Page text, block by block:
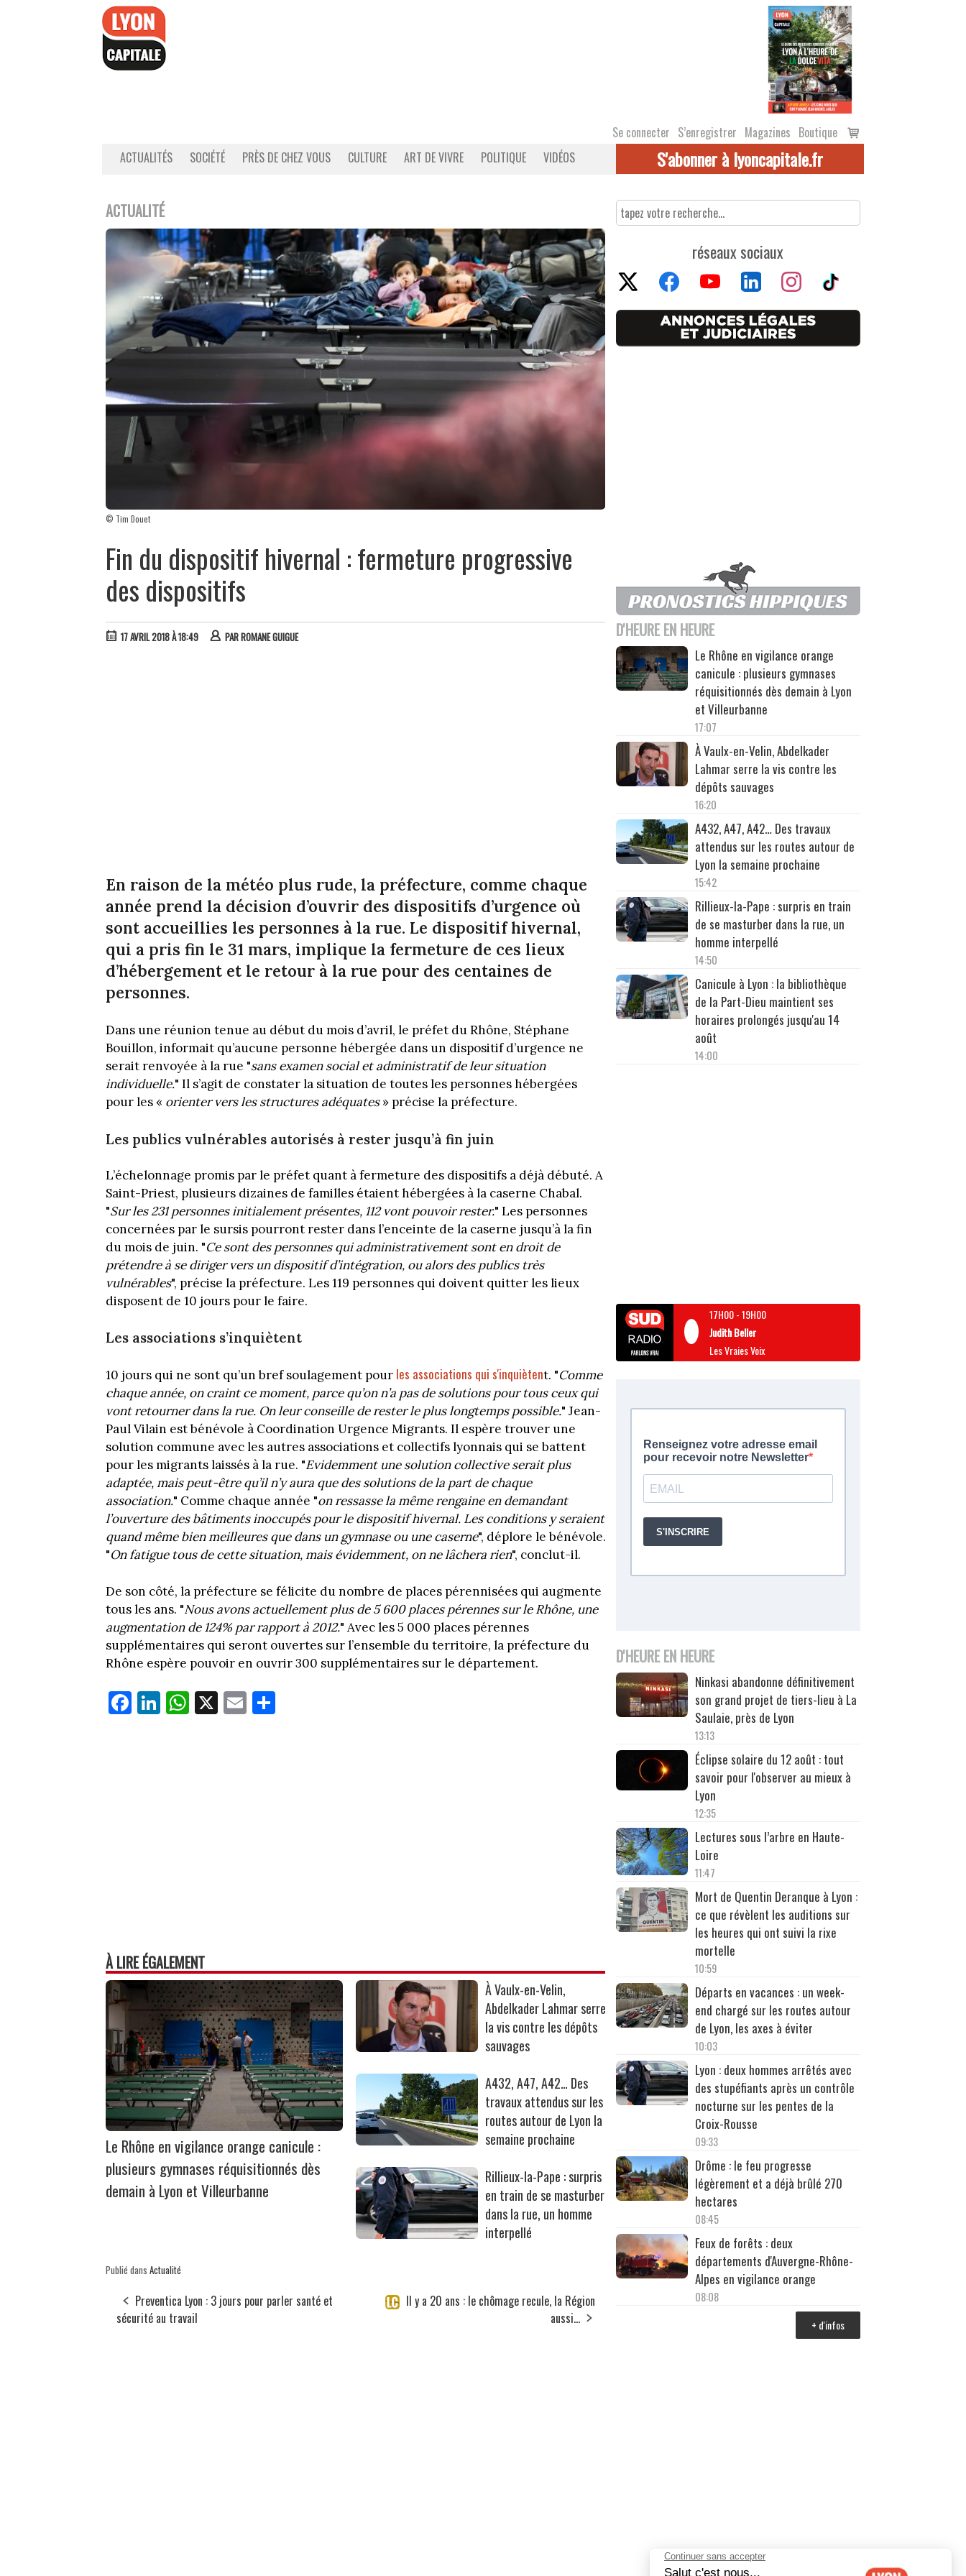
Se connecter S’enregistrer Magazines Boutique
Voir
le
ACTUALITÉS SOCIÉTÉ PRÈS DE CHEZ VOUS CULTURE ART DE VIVRE POLITIQUE VIDÉOS S'abonner à lyoncapitale.fr
ACTUALITÉ
© Tim Douet
Fin du dispositif hivernal : fermeture progressive
des dispositifs
17 AVRIL 2018 À 18:49 PARROMANE GUIGUE
En raison de la météo plus rude, la préfecture, comme chaque
année prend la décision d’ouvrir des dispositifs d’urgence où
sont accueillies les personnes à la rue. Le dispositif hivernal,
qui a pris fin le 31 mars, implique la fermeture de ces lieux
d’hébergement et le retour à la rue pour des centaines de
personnes.
Dans une réunion tenue au début du mois d’avril, le préfet du Rhône, Stéphane
Bouillon, informait qu’aucune personne hébergée dans un dispositif d’urgence ne
serait renvoyée à la rue "sans examen social et administratif de leur situation
individuelle." Il s’agit de constater la situation de toutes les personnes hébergées
pour les « orienter vers les structures adéquates» précise la préfecture.
Les publics vulnérables autorisés à rester jusqu’à fin juin
L’échelonnage promis par le préfet quant à fermeture des dispositifs a déjà débuté. A
Saint-Priest, plusieurs dizaines de familles étaient hébergées à la caserne Chabal.
"Sur les 231 personnes initialement présentes, 112 vont pouvoir rester." Les personnes
concernées par le sursis pourront rester dans l’enceinte de la caserne jusqu’à la fin
du mois de juin. "Ce sont des personnes qui administrativement sont en droit de
prétendre à se diriger vers un dispositif d’intégration, ou alors des publics très
vulnérables", précise la préfecture. Les 119 personnes qui doivent quitter les lieux
disposent de 10 jours pour le faire.
Les associations s’inquiètent
10 jours qui ne sont qu’un bref soulagement pour les associations qui s'inquiètent. "Comme
chaque année, on craint ce moment, parce qu’on n’a pas de solutions pour tous ceux qui
vont retourner dans la rue. On leur conseille de rester le plus longtemps possible." Jean-
Paul Vilain est bénévole à Coordination Urgence Migrants. Il espère trouver une
solution commune avec les autres associations et collectifs lyonnais qui se battent
pour les migrants laissés à la rue. "Evidemment une solution collective serait plus
adaptée, mais peut-être qu’il n’y aura que des solutions de la part de chaque
association." Comme chaque année "on ressasse la même rengaine en demandant
l’ouverture des bâtiments inoccupés pour le dispositif hivernal. Les conditions y seraient
quand même bien meilleures que dans un gymnase ou une caserne", déplore le bénévole.
"On fatigue tous de cette situation, mais évidemment, on ne lâchera rien", conclut-il.
De son côté, la préfecture se félicite du nombre de places pérennisées qui augmente
tous les ans. "Nous avons actuellement plus de 5 600 places pérennes sur le Rhône, une
augmentation de 124% par rapport à 2012." Avec les 5 000 places pérennes
supplémentaires qui seront ouvertes sur l’ensemble du territoire, la préfecture du
Rhône espère pouvoir en ouvrir 300 supplémentaires sur le département.
Fa
ce
Li
nk
W
ha
X E
m
À LIRE ÉGALEMENT
Le Rhône en vigilance orange canicule :
plusieurs gymnases réquisitionnés dès
demain à Lyon et Villeurbanne
À Vaulx-en-Velin,
Abdelkader Lahmar serre
la vis contre les dépôts
sauvages
A432, A47, A42… Des
travaux attendus sur les
routes autour de Lyon la
semaine prochaine
Rillieux-la-Pape : surpris
en train de se masturber
dans la rue, un homme
interpellé
Publié dans Actualité
Preventica Lyon : 3 jours pour parler santé et
sécurité au travail
Il y a 20 ans : le chômage recule, la Région
aussi...
réseaux sociaux
D'HEURE EN HEURE
Le Rhône en vigilance orange
canicule : plusieurs gymnases
réquisitionnés dès demain à Lyon
et Villeurbanne
17:07
À Vaulx-en-Velin, Abdelkader
Lahmar serre la vis contre les
dépôts sauvages
16:20
A432, A47, A42… Des travaux
attendus sur les routes autour de
Lyon la semaine prochaine
15:42
Rillieux-la-Pape : surpris en train
de se masturber dans la rue, un
homme interpellé
14:50
Canicule à Lyon : la bibliothèque
de la Part-Dieu maintient ses
horaires prolongés jusqu'au 14
août
14:00
17H00-19H00
Judith Beller
Les Vraies Voix
D'HEURE EN HEURE
Ninkasi abandonne définitivement
son grand projet de tiers-lieu à La
Saulaie, près de Lyon
13:13
Éclipse solaire du 12 août : tout
savoir pour l'observer au mieux à
Lyon
12:35
Lectures sous l’arbre en Haute-
Loire
11:47
Mort de Quentin Deranque à Lyon :
ce que révèlent les auditions sur
les heures qui ont suivi la rixe
mortelle
10:59
Départs en vacances : un week-
end chargé sur les routes autour
de Lyon, les axes à éviter
10:03
Lyon : deux hommes arrêtés avec
des stupéfiants après un contrôle
nocturne sur les pentes de la
Croix-Rousse
09:33
Drôme : le feu progresse
légèrement et a déjà brûlé 270
hectares
08:45
Feux de forêts : deux
départements d'Auvergne-Rhône-
Alpes en vigilance orange
08:08
+ d'infos